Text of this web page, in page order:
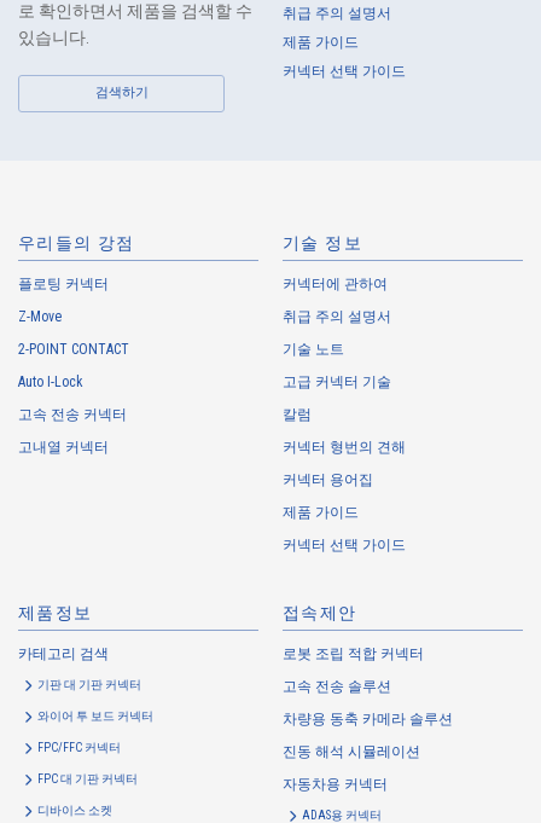
strive to improve the management systems and measures.
About the Handling of Personal Information
mail address, workplace information (your company name, department
name, position, address, telephone (fax) number, etc.), gender, bank
account information, and access logs of the Customers, etc. from. The
Company shall not properly acquire personal information or acquire
The Company uses cookies and other tracking technologies (e.g.,
web beacons) to collect information about your access history and
usage status on this website, including identifiers such as IP
information of Customers’ member services held by the Company.
Cookie information that is associated with personal information will be
handled in accordance with the following and the Cookie Policy.
2. Purposes of Use of Personal Information
The purposes of use of personal information acquired by the Company
are as follows: The Company may change the following purposes of
use to the extent which is deemed relevant, and in the event of such a
change, the Company shall notify or publicly announce the changed
purposes of use to the relevant person of the Customers, etc.
Customer Information
로 확인하면서 제품을 검색할 수
있습니다.
검색하기
취급 주의 설명서
제품 가이드
커넥터 선택 가이드
우리들의 강점
플로팅 커넥터
Z-Move
2-POINT CONTACT
Auto I-Lock
고속 전송 커넥터
고내열 커넥터
기술 정보
커넥터에 관하여
취급 주의 설명서
기술 노트
고급 커넥터 기술
칼럼
커넥터 형번의 견해
커넥터 용어집
제품 가이드
커넥터 선택 가이드
제품정보
카테고리 검색
기판 대 기판 커넥터
와이어 투 보드 커넥터
FPC/FFC 커넥터
FPC 대 기판 커넥터
디바이스 소켓
접속제안
로봇 조립 적합 커넥터
고속 전송 솔루션
차량용 동축 카메라 솔루션
진동 해석 시뮬레이션
자동차용 커넥터
ADAS용 커넥터